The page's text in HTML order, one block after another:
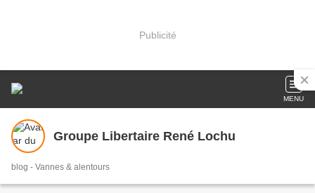
Publicité
MENU
Groupe Libertaire René Lochu
blog - Vannes & alentours